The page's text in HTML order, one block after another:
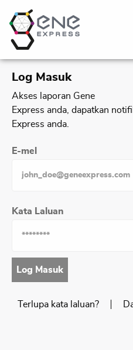
Log Masuk​
Akses laporan Gene
Express anda, dapatkan
Express anda.​
E-mel​
Kata Laluan​
Log Masuk​
Terlupa kata laluan?